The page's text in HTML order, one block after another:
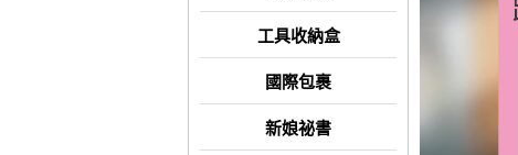
工具收納盒
國際包裹
新娘祕書